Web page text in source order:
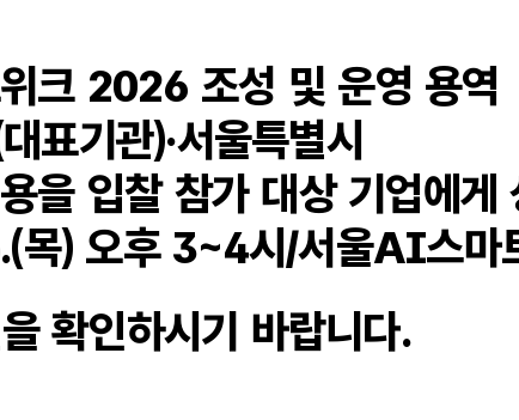
크 2026 조성 및 운영 용역
표기관)·서울특별시
을 입찰 참가 대상 기업에게
) 오후 3~4시/서울AI스마
확인하시기 바랍니다.